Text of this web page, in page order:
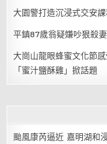
大園警打造沉浸式交安
平鎮87歲翁疑嫌吵狠殺
大崗山龍眼蜂蜜文化節
「蜜汁鹽酥雞」掀話題
颱風康芮逼近 嘉明湖和